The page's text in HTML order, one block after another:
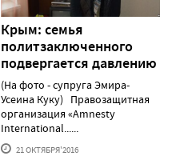
Крым: семья
политзаключенного
подвергается давлению
(На фото - супруга Эмира-
Усеина Куку) Правозащитная
организация «Amnesty
International......
21 ОКТЯБРЯ'2016